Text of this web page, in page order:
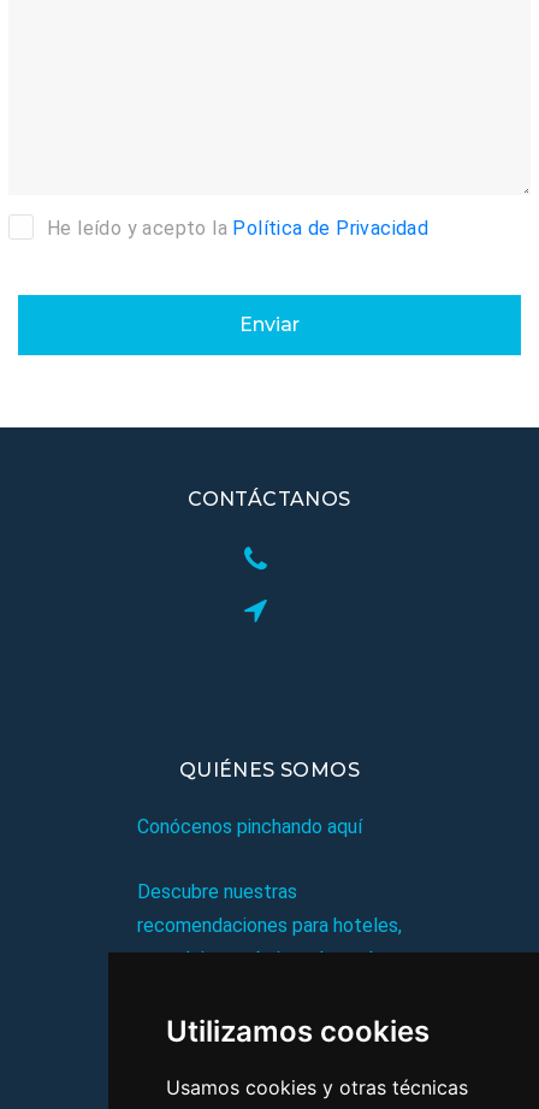
Utilizamos cookies
Usamos cookies y otras técnicas
He leído y acepto la Política de Privacidad
Enviar
CONTÁCTANOS
QUIÉNES SOMOS
Conócenos pinchando aquí
Descubre nuestras
recomendaciones para hoteles,
complejos turísticos, hostales,
viajes, y mucho más!
MI AGENCIA